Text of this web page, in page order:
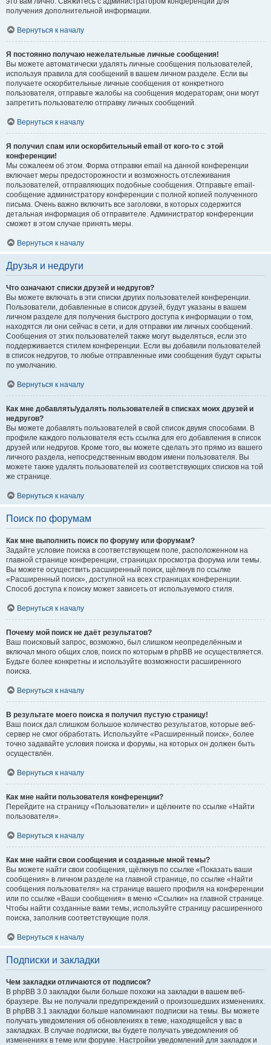
получения дополнительной информации.
Вернуться к началу
Я постоянно получаю нежелательные личные сообщения!
Вы можете автоматически удалять личные сообщения пользователей,
используя правила для сообщений в вашем личном разделе. Если вы
получаете оскорбительные личные сообщения от конкретного
пользователя, отправьте жалобы на сообщения модераторам; они могут
запретить пользователю отправку личных сообщений.
Вернуться к началу
Я получил спам или оскорбительный email от кого-то с этой
конференции!
Мы сожалеем об этом. Форма отправки email на данной конференции
включает меры предосторожности и возможность отслеживания
пользователей, отправляющих подобные сообщения. Отправьте email-
сообщение администратору конференции с полной копией полученного
письма. Очень важно включить все заголовки, в которых содержится
детальная информация об отправителе. Администратор конференции
сможет в этом случае принять меры.
Вернуться к началу
Друзья и недруги
Что означают списки друзей и недругов?
Вы можете включать в эти списки других пользователей конференции.
Пользователи, добавленные в список друзей, будут указаны в вашем
личном разделе для получения быстрого доступа к информации о том,
находятся ли они сейчас в сети, и для отправки им личных сообщений.
Сообщения от этих пользователей также могут выделяться, если это
поддерживается стилем конференции. Если вы добавили пользователей
в список недругов, то любые отправленные ими сообщения будут скрыты
по умолчанию.
Вернуться к началу
Как мне добавлять/удалять пользователей в списках моих друзей и
недругов?
Вы можете добавлять пользователей в свой список двумя способами. В
профиле каждого пользователя есть ссылка для его добавления в список
друзей или недругов. Кроме того, вы можете сделать это прямо из вашего
личного раздела, непосредственным вводом имени пользователя. Вы
можете также удалять пользователей из соответствующих списков на той
же странице.
Вернуться к началу
Поиск по форумам
Как мне выполнить поиск по форуму или форумам?
Задайте условие поиска в соответствующем поле, расположенном на
главной странице конференции, страницах просмотра форума или темы.
Вы можете осуществить расширенный поиск, щёлкнув по ссылке
«Расширенный поиск», доступной на всех страницах конференции.
Способ доступа к поиску может зависеть от используемого стиля.
Вернуться к началу
Почему мой поиск не даёт результатов?
Ваш поисковый запрос, возможно, был слишком неопределённым и
включал много общих слов, поиск по которым в phpBB не осуществляется.
Будьте более конкретны и используйте возможности расширенного
поиска.
Вернуться к началу
В результате моего поиска я получил пустую страницу!
Ваш поиск дал слишком большое количество результатов, которые веб-
сервер не смог обработать. Используйте «Расширенный поиск», более
точно задавайте условия поиска и форумы, на которых он должен быть
осуществлён.
Вернуться к началу
Как мне найти пользователя конференции?
Перейдите на страницу «Пользователи» и щёлкните по ссылке «Найти
пользователя».
Вернуться к началу
Как мне найти свои сообщения и созданные мной темы?
Вы можете найти свои сообщения, щёлкнув по ссылке «Показать ваши
сообщения» в личном разделе на главной странице, по ссылке «Найти
сообщения пользователя» на странице вашего профиля на конференции
или по ссылке «Ваши сообщения» в меню «Ссылки» на главной странице.
Чтобы найти созданные вами темы, используйте страницу расширенного
поиска, заполнив соответствующие поля.
Вернуться к началу
Подписки и закладки
Чем закладки отличаются от подписок?
В phpBB 3.0 закладки были больше похожи на закладки в вашем веб-
браузере. Вы не получали предупреждений о произошедших изменениях.
В phpBB 3.1 закладки больше напоминают подписки на темы. Вы можете
получать уведомления об обновлениях в теме, находящейся у вас в
закладках. В случае подписки, вы будете получать уведомления об
изменениях в теме или форуме. Настройки уведомлений для закладок и